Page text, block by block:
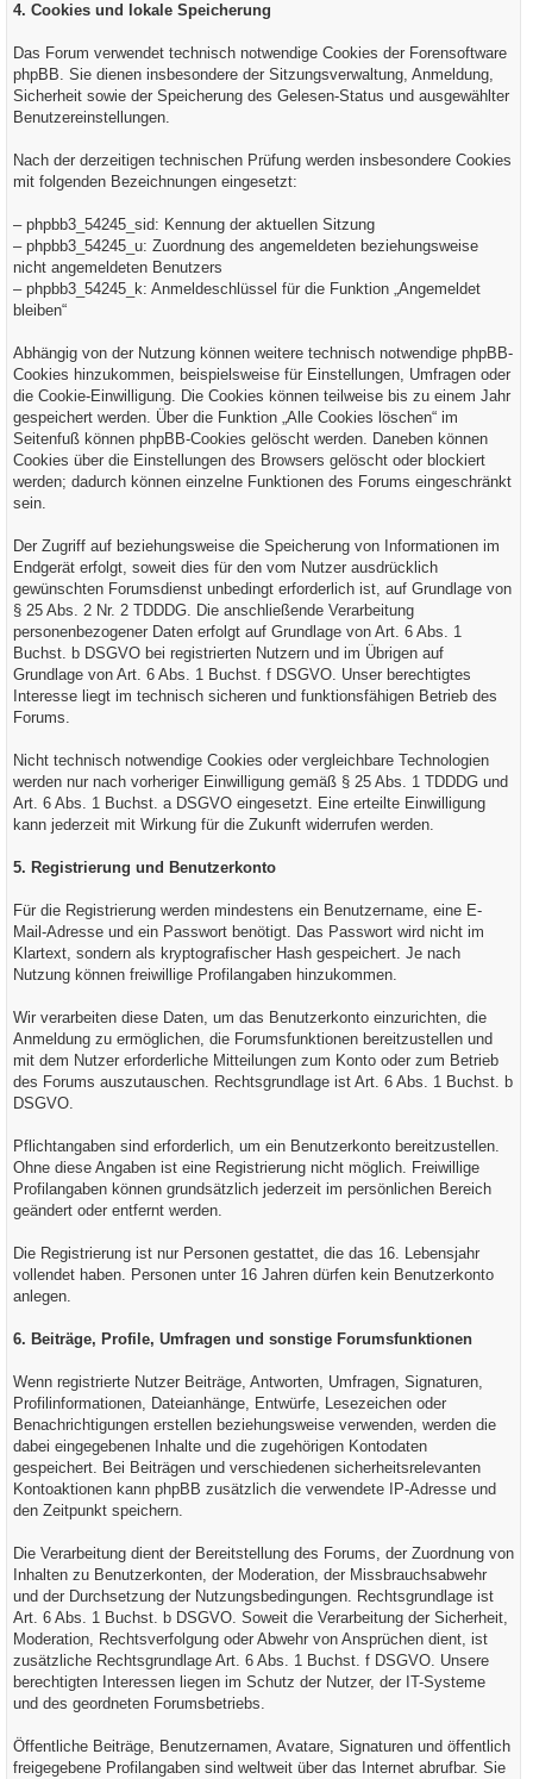
4. Cookies und lokale Speicherung
Das Forum verwendet technisch notwendige Cookies der Forensoftware
phpBB. Sie dienen insbesondere der Sitzungsverwaltung, Anmeldung,
Sicherheit sowie der Speicherung des Gelesen-Status und ausgewählter
Benutzereinstellungen.
Nach der derzeitigen technischen Prüfung werden insbesondere Cookies
mit folgenden Bezeichnungen eingesetzt:
– phpbb3_54245_sid: Kennung der aktuellen Sitzung
– phpbb3_54245_u: Zuordnung des angemeldeten beziehungsweise
nicht angemeldeten Benutzers
– phpbb3_54245_k: Anmeldeschlüssel für die Funktion „Angemeldet
bleiben“
Abhängig von der Nutzung können weitere technisch notwendige phpBB-
Cookies hinzukommen, beispielsweise für Einstellungen, Umfragen oder
die Cookie-Einwilligung. Die Cookies können teilweise bis zu einem Jahr
gespeichert werden. Über die Funktion „Alle Cookies löschen“ im
Seitenfuß können phpBB-Cookies gelöscht werden. Daneben können
Cookies über die Einstellungen des Browsers gelöscht oder blockiert
werden; dadurch können einzelne Funktionen des Forums eingeschränkt
sein.
Der Zugriff auf beziehungsweise die Speicherung von Informationen im
Endgerät erfolgt, soweit dies für den vom Nutzer ausdrücklich
gewünschten Forumsdienst unbedingt erforderlich ist, auf Grundlage von
§ 25 Abs. 2 Nr. 2 TDDDG. Die anschließende Verarbeitung
personenbezogener Daten erfolgt auf Grundlage von Art. 6 Abs. 1
Buchst. b DSGVO bei registrierten Nutzern und im Übrigen auf
Grundlage von Art. 6 Abs. 1 Buchst. f DSGVO. Unser berechtigtes
Interesse liegt im technisch sicheren und funktionsfähigen Betrieb des
Forums.
Nicht technisch notwendige Cookies oder vergleichbare Technologien
werden nur nach vorheriger Einwilligung gemäß § 25 Abs. 1 TDDDG und
Art. 6 Abs. 1 Buchst. a DSGVO eingesetzt. Eine erteilte Einwilligung
kann jederzeit mit Wirkung für die Zukunft widerrufen werden.
5. Registrierung und Benutzerkonto
Für die Registrierung werden mindestens ein Benutzername, eine E-
Mail-Adresse und ein Passwort benötigt. Das Passwort wird nicht im
Klartext, sondern als kryptografischer Hash gespeichert. Je nach
Nutzung können freiwillige Profilangaben hinzukommen.
Wir verarbeiten diese Daten, um das Benutzerkonto einzurichten, die
Anmeldung zu ermöglichen, die Forumsfunktionen bereitzustellen und
mit dem Nutzer erforderliche Mitteilungen zum Konto oder zum Betrieb
des Forums auszutauschen. Rechtsgrundlage ist Art. 6 Abs. 1 Buchst. b
DSGVO.
Pflichtangaben sind erforderlich, um ein Benutzerkonto bereitzustellen.
Ohne diese Angaben ist eine Registrierung nicht möglich. Freiwillige
Profilangaben können grundsätzlich jederzeit im persönlichen Bereich
geändert oder entfernt werden.
Die Registrierung ist nur Personen gestattet, die das 16. Lebensjahr
vollendet haben. Personen unter 16 Jahren dürfen kein Benutzerkonto
anlegen.
6. Beiträge, Profile, Umfragen und sonstige Forumsfunktionen
Wenn registrierte Nutzer Beiträge, Antworten, Umfragen, Signaturen,
Profilinformationen, Dateianhänge, Entwürfe, Lesezeichen oder
Benachrichtigungen erstellen beziehungsweise verwenden, werden die
dabei eingegebenen Inhalte und die zugehörigen Kontodaten
gespeichert. Bei Beiträgen und verschiedenen sicherheitsrelevanten
Kontoaktionen kann phpBB zusätzlich die verwendete IP-Adresse und
den Zeitpunkt speichern.
Die Verarbeitung dient der Bereitstellung des Forums, der Zuordnung von
Inhalten zu Benutzerkonten, der Moderation, der Missbrauchsabwehr
und der Durchsetzung der Nutzungsbedingungen. Rechtsgrundlage ist
Art. 6 Abs. 1 Buchst. b DSGVO. Soweit die Verarbeitung der Sicherheit,
Moderation, Rechtsverfolgung oder Abwehr von Ansprüchen dient, ist
zusätzliche Rechtsgrundlage Art. 6 Abs. 1 Buchst. f DSGVO. Unsere
berechtigten Interessen liegen im Schutz der Nutzer, der IT-Systeme
und des geordneten Forumsbetriebs.
Öffentliche Beiträge, Benutzernamen, Avatare, Signaturen und öffentlich
freigegebene Profilangaben sind weltweit über das Internet abrufbar. Sie